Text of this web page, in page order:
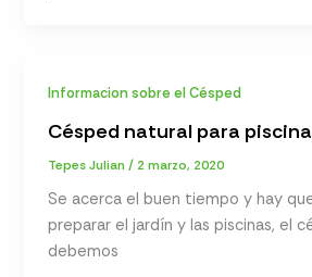
Informacion sobre el Césped
Césped natural para
Tepes Julian/ 2 marzo, 2020
Se acerca el buen tiempo y hay
preparar el jardín y las piscinas, el
debemos